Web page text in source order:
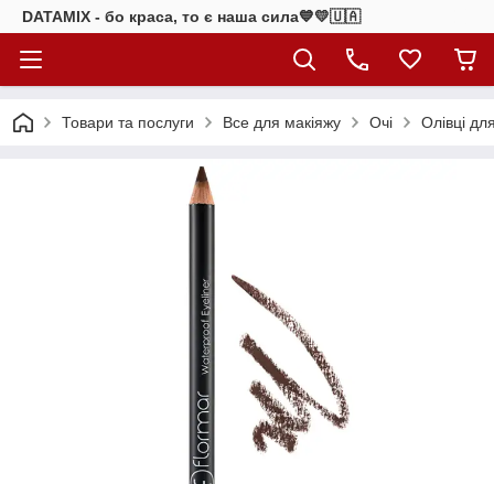
DATAMIX - бо краcа, то є наша сила​💙💛🇺🇦​
Товари та послуги Все для макіяжу Очі Олівці